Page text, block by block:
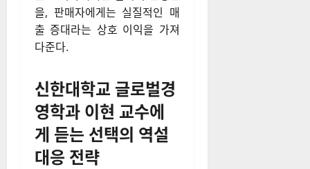
을, 판매자에게는 실질적인 매
출 증대라는 상호 이익을 가져
다준다.
신한대학교 글로벌경
영학과 이현 교수에
게 듣는 선택의 역설
대응 전략